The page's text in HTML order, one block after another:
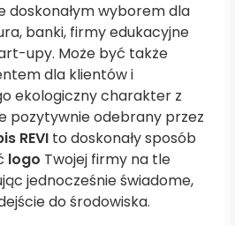
doskonałym wyborem dla
banki, firmy edukacyjne
upy. Może być także
dla klientów i
ekologiczny charakter z
pozytywnie odebrany przez
REVI to doskonały sposób
logo Twojej firmy na tle
jednocześnie świadome,
do środowiska.